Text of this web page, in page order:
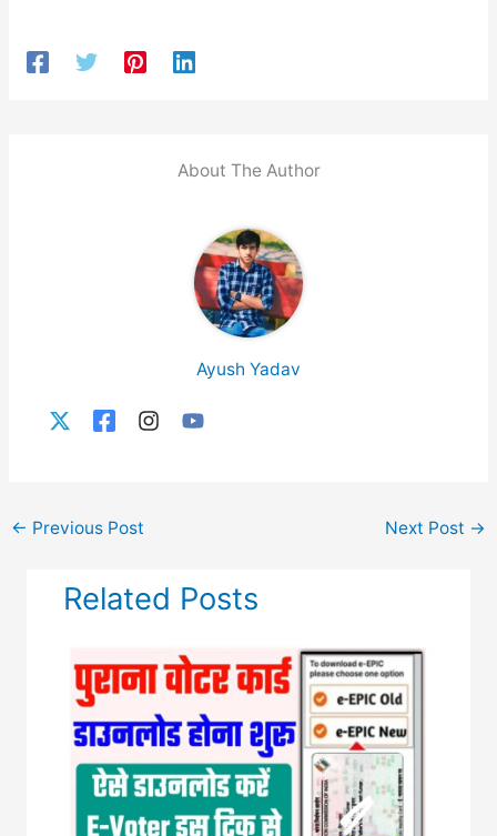
About The Author
Ayush Yadav
← Previous Post Next Post →
Related Posts